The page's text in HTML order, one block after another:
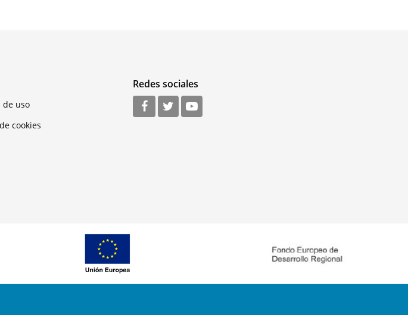
de uso
cookies
Redes sociales